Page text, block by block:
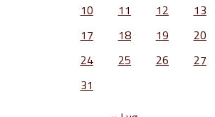
10
11 12 13
17
18 19 20
24
25 26 27
31